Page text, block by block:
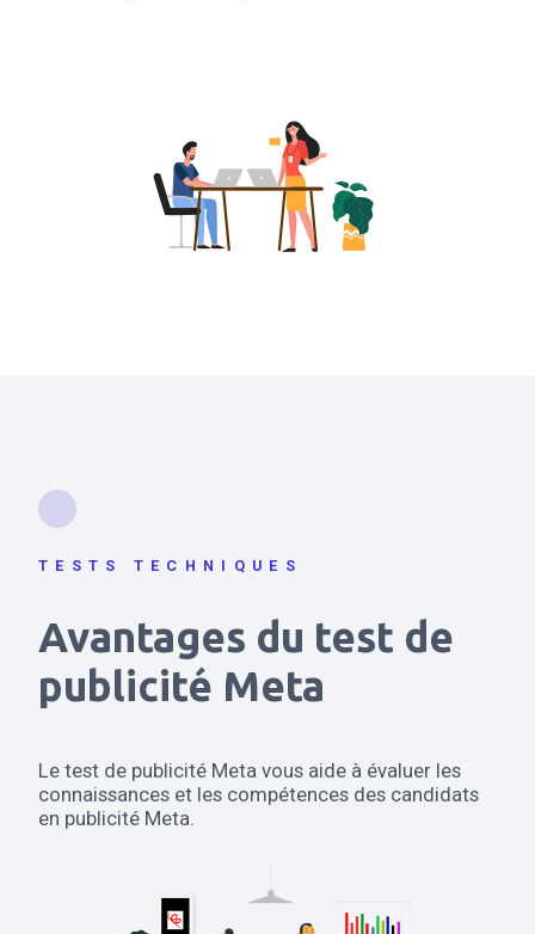
TESTS TECHNIQUES
Avantages du test de
publicité Meta
Le test de publicité Meta vous aide à évaluer les
connaissances et les compétences des candidats
en publicité Meta.